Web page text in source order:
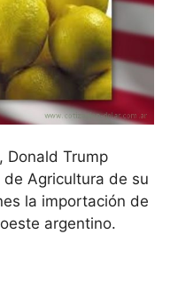
Donald Trump
Agricultura de su
la importación de
argentino.